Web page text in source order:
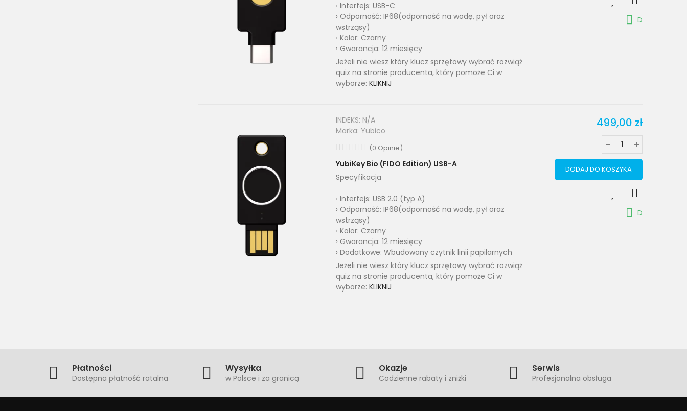
› Interfejs: USB-C
› Odporność: IP68(odporność na wodę, pył oraz
wstrząsy)
› Kolor: Czarny
› Gwarancja: 12 miesięcy
Jeżeli nie wiesz który klucz sprzętowy wybrać rozwiąż
quiz na stronie producenta, który pomoże Ci w
wyborze: KLIKNIJ
D
INDEKS: N/A
Marka: Yubico
(0 Opinie)
YubiKey Bio (FIDO Edition) USB-A
Specyfikacja
› Interfejs: USB 2.0 (typ A)
› Odporność: IP68(odporność na wodę, pył oraz
wstrząsy)
› Kolor: Czarny
› Gwarancja: 12 miesięcy
› Dodatkowe: Wbudowany czytnik linii papilarnych
Jeżeli nie wiesz który klucz sprzętowy wybrać rozwiąż
quiz na stronie producenta, który pomoże Ci w
wyborze: KLIKNIJ
499,00 zł
DODAJ DO KOSZYKA
D
Płatności
Dostępna płatność ratalna
Wysyłka
w Polsce i za granicą
Okazje
Codzienne rabaty i zniżki
Serwis
Profesjonalna obsługa